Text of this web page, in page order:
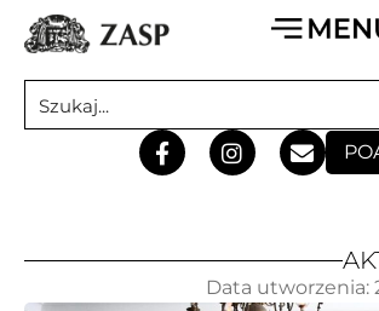
Data utworzenia: